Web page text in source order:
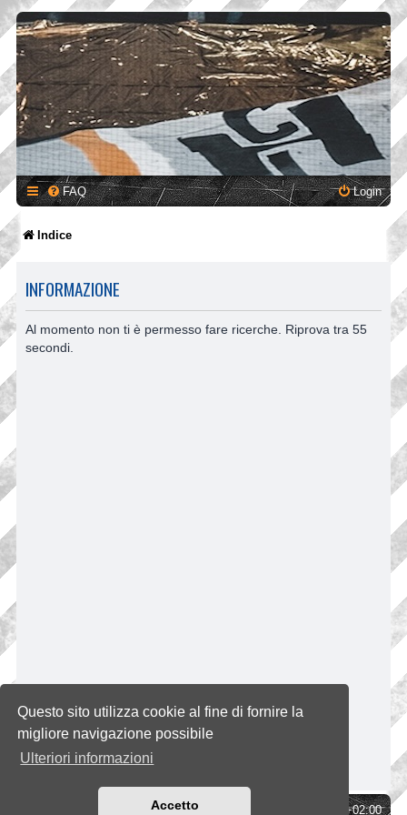
Questo sito utilizza cookie al fine di fornire la
migliore navigazione possibile
Ulteriori informazioni
Accetto
FAQ Login
Indice
INFORMAZIONE
Al momento non ti è permesso fare ricerche. Riprova tra 55
secondi.
UTC+02:00